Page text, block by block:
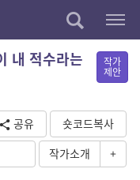
내 적수라는
작가
제안
공유
숏코드복사
작가소개 +